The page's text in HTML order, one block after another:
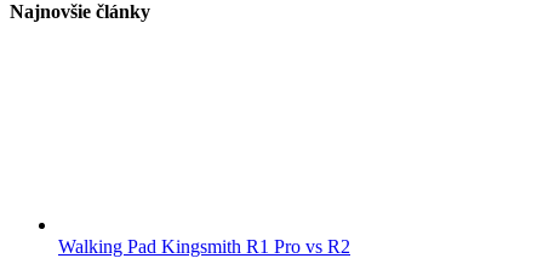
Najnovšie články
Walking Pad Kingsmith R1 Pro vs R2